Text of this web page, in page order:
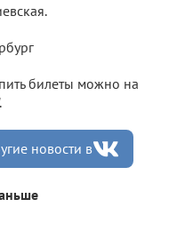
билеты можно на
новости в